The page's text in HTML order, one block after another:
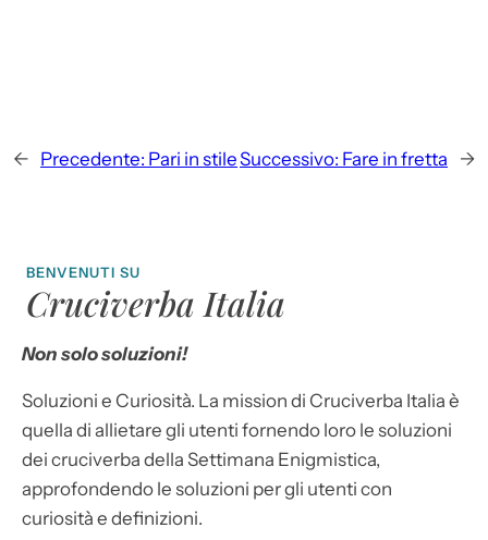
← Precedente: Pari in stileSuccessivo: Fare in fretta →
BENVENUTI SU
Cruciverba Italia
Non solo soluzioni!
Soluzioni e Curiosità. La mission di Cruciverba Italia è
quella di allietare gli utenti fornendo loro le soluzioni
dei cruciverba della Settimana Enigmistica,
approfondendo le soluzioni per gli utenti con
curiosità e definizioni.